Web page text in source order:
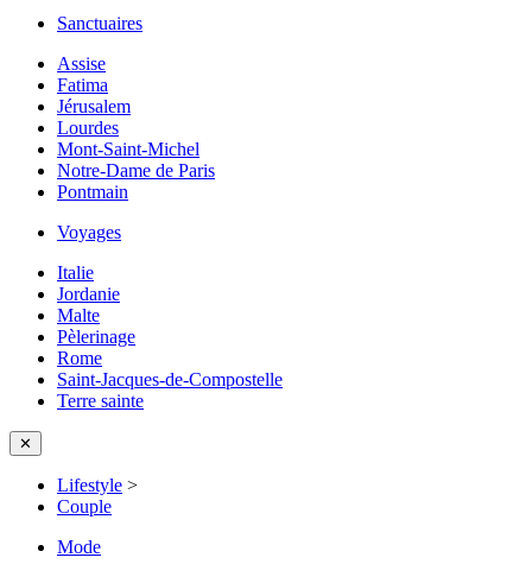
Sanctuaires
Assise
Fatima
Jérusalem
Lourdes
Mont-Saint-Michel
Notre-Dame de Paris
Pontmain
Voyages
Italie
Jordanie
Malte
Pèlerinage
Rome
Saint-Jacques-de-Compostelle
Terre sainte
✕
Lifestyle >
Couple
Mode